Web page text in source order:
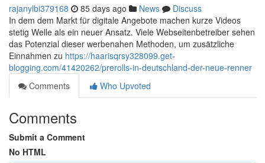
rajanylbi379168 85 days ago News
Discuss
In dem dem Markt für digitale Angebote machen kurze Videos
stetig Welle als ein neuer Ansatz. Viele Webseitenbetreiber sehen
das Potenzial dieser werbenahen Methoden, um zusätzliche
Einnahmen zu https://haarisqrsy328099.get-
blogging.com/41420262/prerolls-in-deutschland-der-neue-renner
Comments
Who Upvoted
Comments
Submit a Comment
No HTML